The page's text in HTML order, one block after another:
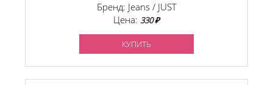
Бренд: Jeans / JUST
Цена: 330 ₽
КУПИТЬ